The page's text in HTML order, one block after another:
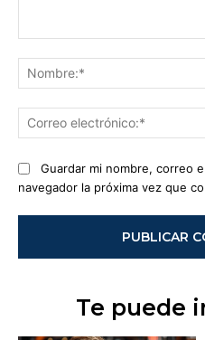
Guardar mi nombre, correo
navegador la próxima vez que
Te puede